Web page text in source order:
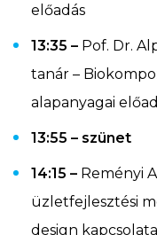
előadás
13:35 – Pof. Dr.
tanár –
alapanyagai
13:55 – szünet
14:15 – Reményi
üzletfejlesztési
design